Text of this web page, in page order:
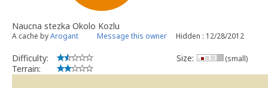
Naucna stezka Okolo Kozlu
A cache byArogant Message this owner Hidden : 12/28/2012
Difficulty:
Terrain:
Size: (small)